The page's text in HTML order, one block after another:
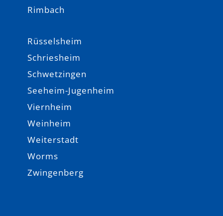
Rimbach
Rüsselsheim
Schriesheim
Schwetzingen
Seeheim-Jugenheim
Viernheim
Weinheim
Weiterstadt
Worms
Zwingenberg